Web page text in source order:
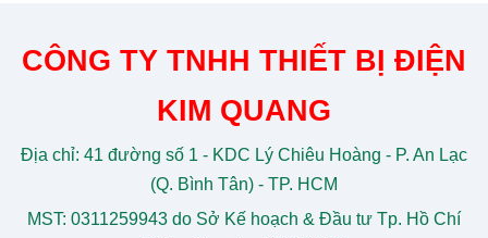
CÔNG TY TNHH THIẾT BỊ ĐIỆN
KIM QUANG
Địa chỉ: 41 đường số 1 - KDC Lý Chiêu Hoàng - P. An Lạc
(Q. Bình Tân) - TP. HCM
MST: 0311259943 do Sở Kế hoạch & Đầu tư Tp. Hồ Chí